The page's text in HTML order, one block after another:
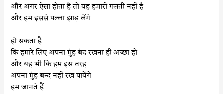
और अगर ऐसा होता है तो यह हमारी गलती नहीं है
और हम इससे पल्ला झाड़ लेंगे
हो सकता है
कि हमारे लिए अपना मुंह बंद रखना ही अच्छा हो
और यह भी कि हम इस तरह
अपना मुंह बन्द नहीं रख पायेंगे
हम जानते हैं